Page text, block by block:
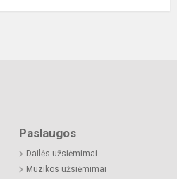
Paslaugos
Dailės užsiėmimai
Muzikos užsiėmimai